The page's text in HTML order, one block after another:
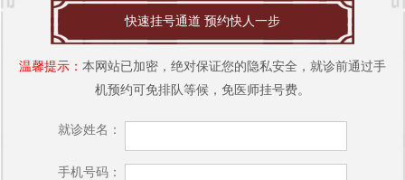
快速挂号通道 预约快人一步
温馨提示： 本网站已加密，绝对保证您的隐私安全，就诊前通过手
机预约可免排队等候，免医师挂号费。
就诊姓名：
手机号码：